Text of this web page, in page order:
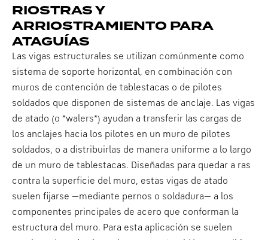
RIOSTRAS Y
ARRIOSTRAMIENTO PARA
ATAGUÍAS
Las vigas estructurales se utilizan comúnmente como
sistema de soporte horizontal, en combinación con
muros de contención de tablestacas o de pilotes
soldados que disponen de sistemas de anclaje. Las vigas
de atado (o *walers*) ayudan a transferir las cargas de
los anclajes hacia los pilotes en un muro de pilotes
soldados, o a distribuirlas de manera uniforme a lo largo
de un muro de tablestacas. Diseñadas para quedar a ras
contra la superficie del muro, estas vigas de atado
suelen fijarse —mediante pernos o soldadura— a los
componentes principales de acero que conforman la
estructura del muro. Para esta aplicación se suelen